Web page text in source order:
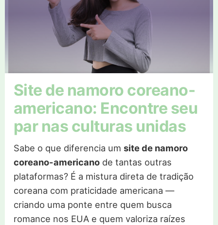
Site de namoro coreano-
americano: Encontre seu
par nas culturas unidas
Sabe o que diferencia um site de namoro
coreano-americanode tantas outras
plataformas? É a mistura direta de tradição
coreana com praticidade americana —
criando uma ponte entre quem busca
romance nos EUA e quem valoriza raízes